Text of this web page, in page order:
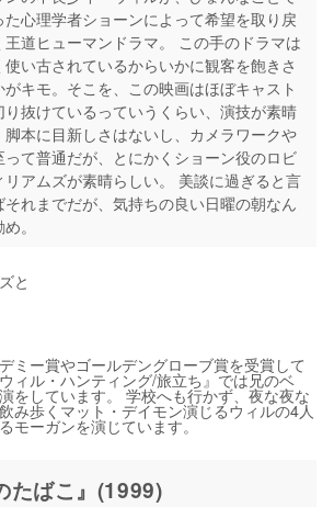
た心理学者ショーンによって希望を取り戻
王道ヒューマンドラマ。 この手のドラマは
使い古されているからいかに観客を飽きさ
がキモ。そこを、この映画はほぼキャスト
り抜けているっていうくらい、演技が素晴
脚本に目新しさはないし、カメラワークや
って普通だが、とにかくショーン役のロビ
リアムズが素晴らしい。 美談に過ぎると言
それまでだが、気持ちの良い日曜の朝なん
。
と
ミー賞やゴールデングローブ賞を受賞して
ィル・ハンティング/旅立ち』では兄のベ
をしています。 学校へも行かず、夜な夜な
み歩くマット・デイモン演じるウィルの4人
モーガンを演じています。
たばこ』(1999)